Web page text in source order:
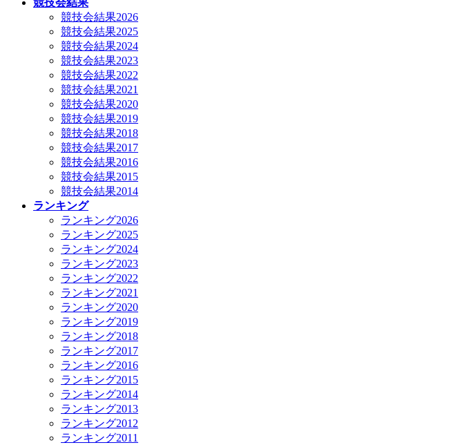
競技会結果
競技会結果2026
競技会結果2025
競技会結果2024
競技会結果2023
競技会結果2022
競技会結果2021
競技会結果2020
競技会結果2019
競技会結果2018
競技会結果2017
競技会結果2016
競技会結果2015
競技会結果2014
ランキング
ランキング2026
ランキング2025
ランキング2024
ランキング2023
ランキング2022
ランキング2021
ランキング2020
ランキング2019
ランキング2018
ランキング2017
ランキング2016
ランキング2015
ランキング2014
ランキング2013
ランキング2012
ランキング2011